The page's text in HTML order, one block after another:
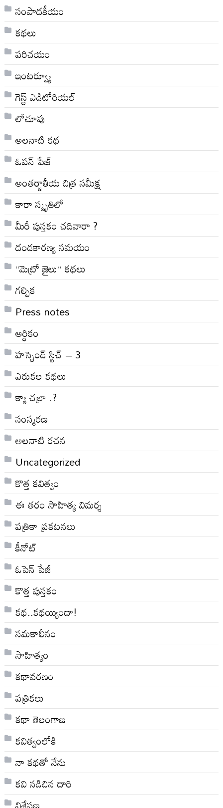
సంపాదకీయం
కథలు
పరిచయం
ఇంటర్వ్యూ
గెస్ట్ ఎడిటోరియల్
లోచూపు
అల‌నాటి క‌థ‌
ఓపన్ పేజ్
అంతర్జాతీయ చిత్ర సమీక్ష
కారా స్మృతిలో
మీరీ పుస్తకం చదివారా ?
దండకారణ్య సమయం
“మెట్రో జైలు” కథలు
గల్పిక
Press notes
ఆర్ధికం
హస్బెండ్ స్టిచ్ – 3
ఎరుకల కథలు
క్యా చల్రా .?
సంస్మరణ
అలనాటి రచన
Uncategorized
కొత్త కవిత్వం
ఈ తరం సాహిత్య విమర్శ
పత్రికా ప్రకటనలు
కీనోట్
ఓపెన్ పేజీ
కొత్త పుస్తకం
కథ..కథయ్యిందా!
సమకాలీనం
సాహిత్యం
కథావరణం
పత్రికలు
కథా తెలంగాణ
కవిత్వంలోకి
నా క‌థ‌తో నేను
కవి నడిచిన దారి